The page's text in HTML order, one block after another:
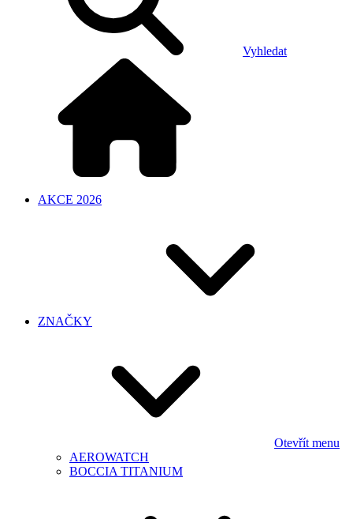
Vyhledat
AKCE 2026
ZNAČKY
Otevřít menu
AEROWATCH
BOCCIA TITANIUM